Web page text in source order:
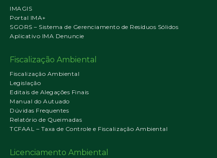
IMAGIS
Portal IMA+
SGORS – Sistema de Gerenciamento de Resíduos Sólidos
Aplicativo IMA Denuncie
Fiscalização Ambiental
Fiscalização Ambiental
Legislação
Editais de Alegações Finais
Manual do Autuado
Dúvidas Frequentes
Relatório de Queimadas
TCFAAL – Taxa de Controle e Fiscalização Ambiental
Licenciamento Ambiental